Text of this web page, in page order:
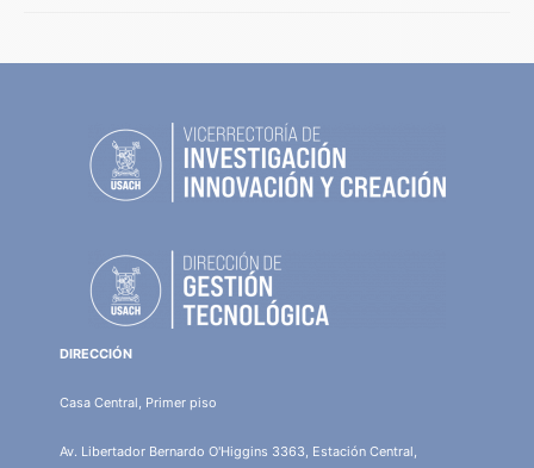
DIRECCIÓN
Casa Central, Primer piso
Av. Libertador Bernardo O'Higgins 3363, Estación Central,